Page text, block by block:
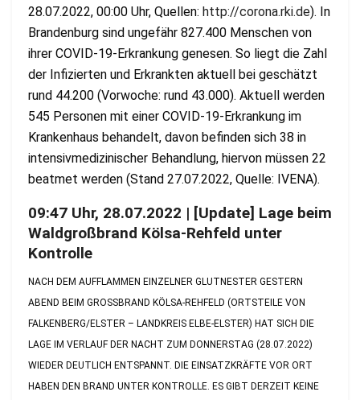
28.07.2022, 00:00 Uhr, Quellen: http://corona.rki.de). In
Brandenburg sind ungefähr 827.400 Menschen von
ihrer COVID-19-Erkrankung genesen. So liegt die Zahl
der Infizierten und Erkrankten aktuell bei geschätzt
rund 44.200 (Vorwoche: rund 43.000). Aktuell werden
545 Personen mit einer COVID-19-Erkrankung im
Krankenhaus behandelt, davon befinden sich 38 in
intensivmedizinischer Behandlung, hiervon müssen 22
beatmet werden (Stand 27.07.2022, Quelle: IVENA).
09:47 Uhr, 28.07.2022 | [Update] Lage beim
Waldgroßbrand Kölsa-Rehfeld unter
Kontrolle
NACH DEM AUFFLAMMEN EINZELNER GLUTNESTER GESTERN
ABEND BEIM GROSSBRAND KÖLSA-REHFELD (ORTSTEILE VON F
ALKENBERG/ELSTER – LANDKREIS ELBE-ELSTER) HAT SICH DIE L
AGE IM VERLAUF DER NACHT ZUM DONNERSTAG (28.07.2022) W
IEDER DEUTLICH ENTSPANNT. DIE EINSATZKRÄFTE VOR ORT H
ABEN DEN BRAND UNTER KONTROLLE. ES GIBT DERZEIT KEINE O